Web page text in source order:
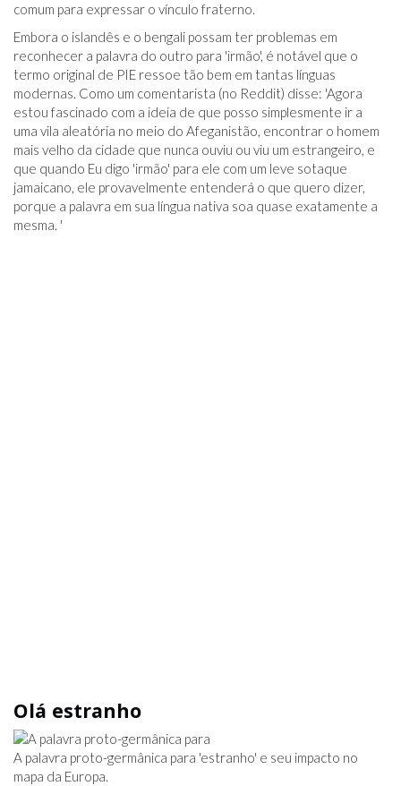
comum para expressar o vínculo fraterno.
Embora o islandês e o bengali possam ter problemas em
reconhecer a palavra do outro para 'irmão', é notável que o
termo original de PIE ressoe tão bem em tantas línguas
modernas. Como um comentarista (no Reddit) disse: 'Agora
estou fascinado com a ideia de que posso simplesmente ir a
uma vila aleatória no meio do Afeganistão, encontrar o homem
mais velho da cidade que nunca ouviu ou viu um estrangeiro, e
que quando Eu digo 'irmão' para ele com um leve sotaque
jamaicano, ele provavelmente entenderá o que quero dizer,
porque a palavra em sua língua nativa soa quase exatamente a
mesma. '
Olá estranho
A palavra proto-germânica para 'estranho' e seu impacto no
mapa da Europa.